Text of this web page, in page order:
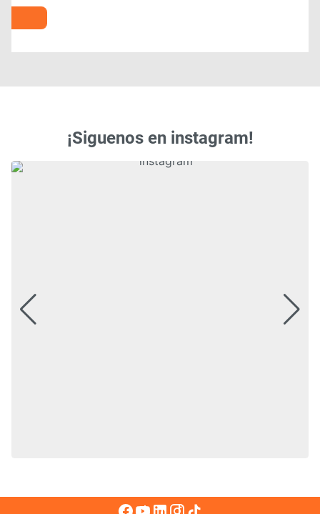
¡Siguenos en instagram!